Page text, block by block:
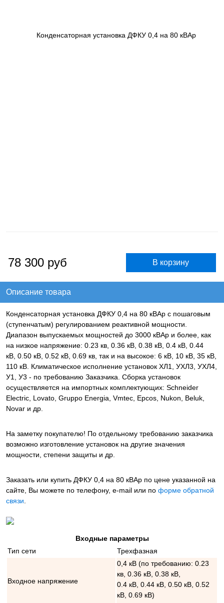
78 300 руб
Описание товара
Конденсаторная установка ДФКУ 0,4 на 80 кВАр с пошаговым
(ступенчатым) регулированием реактивной мощности.
Диапазон выпускаемых мощностей до 3000 кВАр и более, как
на низкое напряжение: 0.23 кв, 0.36 кВ, 0.38 кВ, 0.4 кВ, 0.44
кВ, 0.50 кВ, 0.52 кВ, 0.69 кв, так и на высокое: 6 кВ, 10 кВ, 35 кВ,
110 кВ. Климатическое исполнение установок ХЛ1, УХЛ3, УХЛ4,
У1, У3 - по требованию Заказчика. Сборка установок
осуществляется на импортных комплектующих: Schneider
Electric, Lovato, Gruppo Energia, Vmtec, Epcos, Nukon, Beluk,
Novar и др.
На заметку покупателю! По отдельному требованию заказчика
возможно изготовление установок на другие значения
мощности, степени защиты и др.
Заказать или купить ДФКУ 0,4 на 80 кВАр по цене указанной на
сайте, Вы можете по телефону, e-mail или по форме обратной
связи.
Входные параметры
Тип сети
Трехфазная
Входное напряжение
0,4 кВ (по требованию: 0.23
кв, 0.36 кВ, 0.38 кВ,
0.4 кВ, 0.44 кВ, 0.50 кВ, 0.52
кВ, 0.69 кВ)